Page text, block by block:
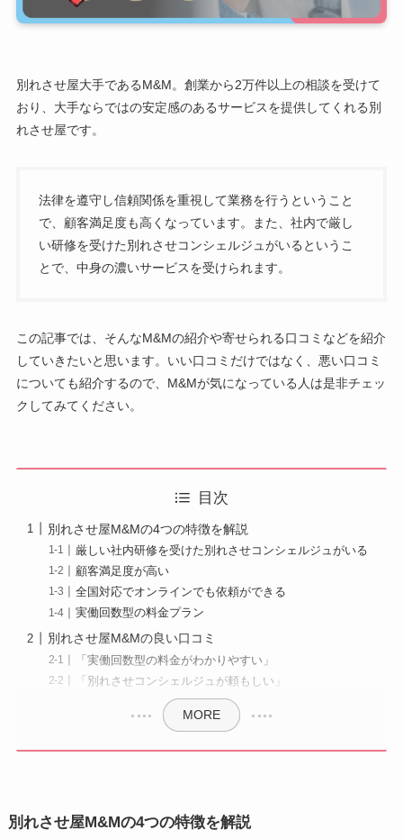
別れさせ屋大手であるM&M。創業から2万件以上の相談を受けて
おり、大手ならではの安定感のあるサービスを提供してくれる別
れさせ屋です。
法律を遵守し信頼関係を重視して業務を行うということ
で、顧客満足度も高くなっています。また、社内で厳し
い研修を受けた別れさせコンシェルジュがいるというこ
とで、中身の濃いサービスを受けられます。
この記事では、そんなM&Mの紹介や寄せられる口コミなどを紹介
していきたいと思います。いい口コミだけではなく、悪い口コミ
についても紹介するので、M&Mが気になっている人は是非チェッ
クしてみてください。
目次
別れさせ屋M&Mの4つの特徴を解説
厳しい社内研修を受けた別れさせコンシェルジュがいる
顧客満足度が高い
全国対応でオンラインでも依頼ができる
実働回数型の料金プラン
別れさせ屋M&Mの良い口コミ
「実働回数型の料金がわかりやすい」
「別れさせコンシェルジュが頼もしい」
MORE
別れさせ屋M&Mの4つの特徴を解説